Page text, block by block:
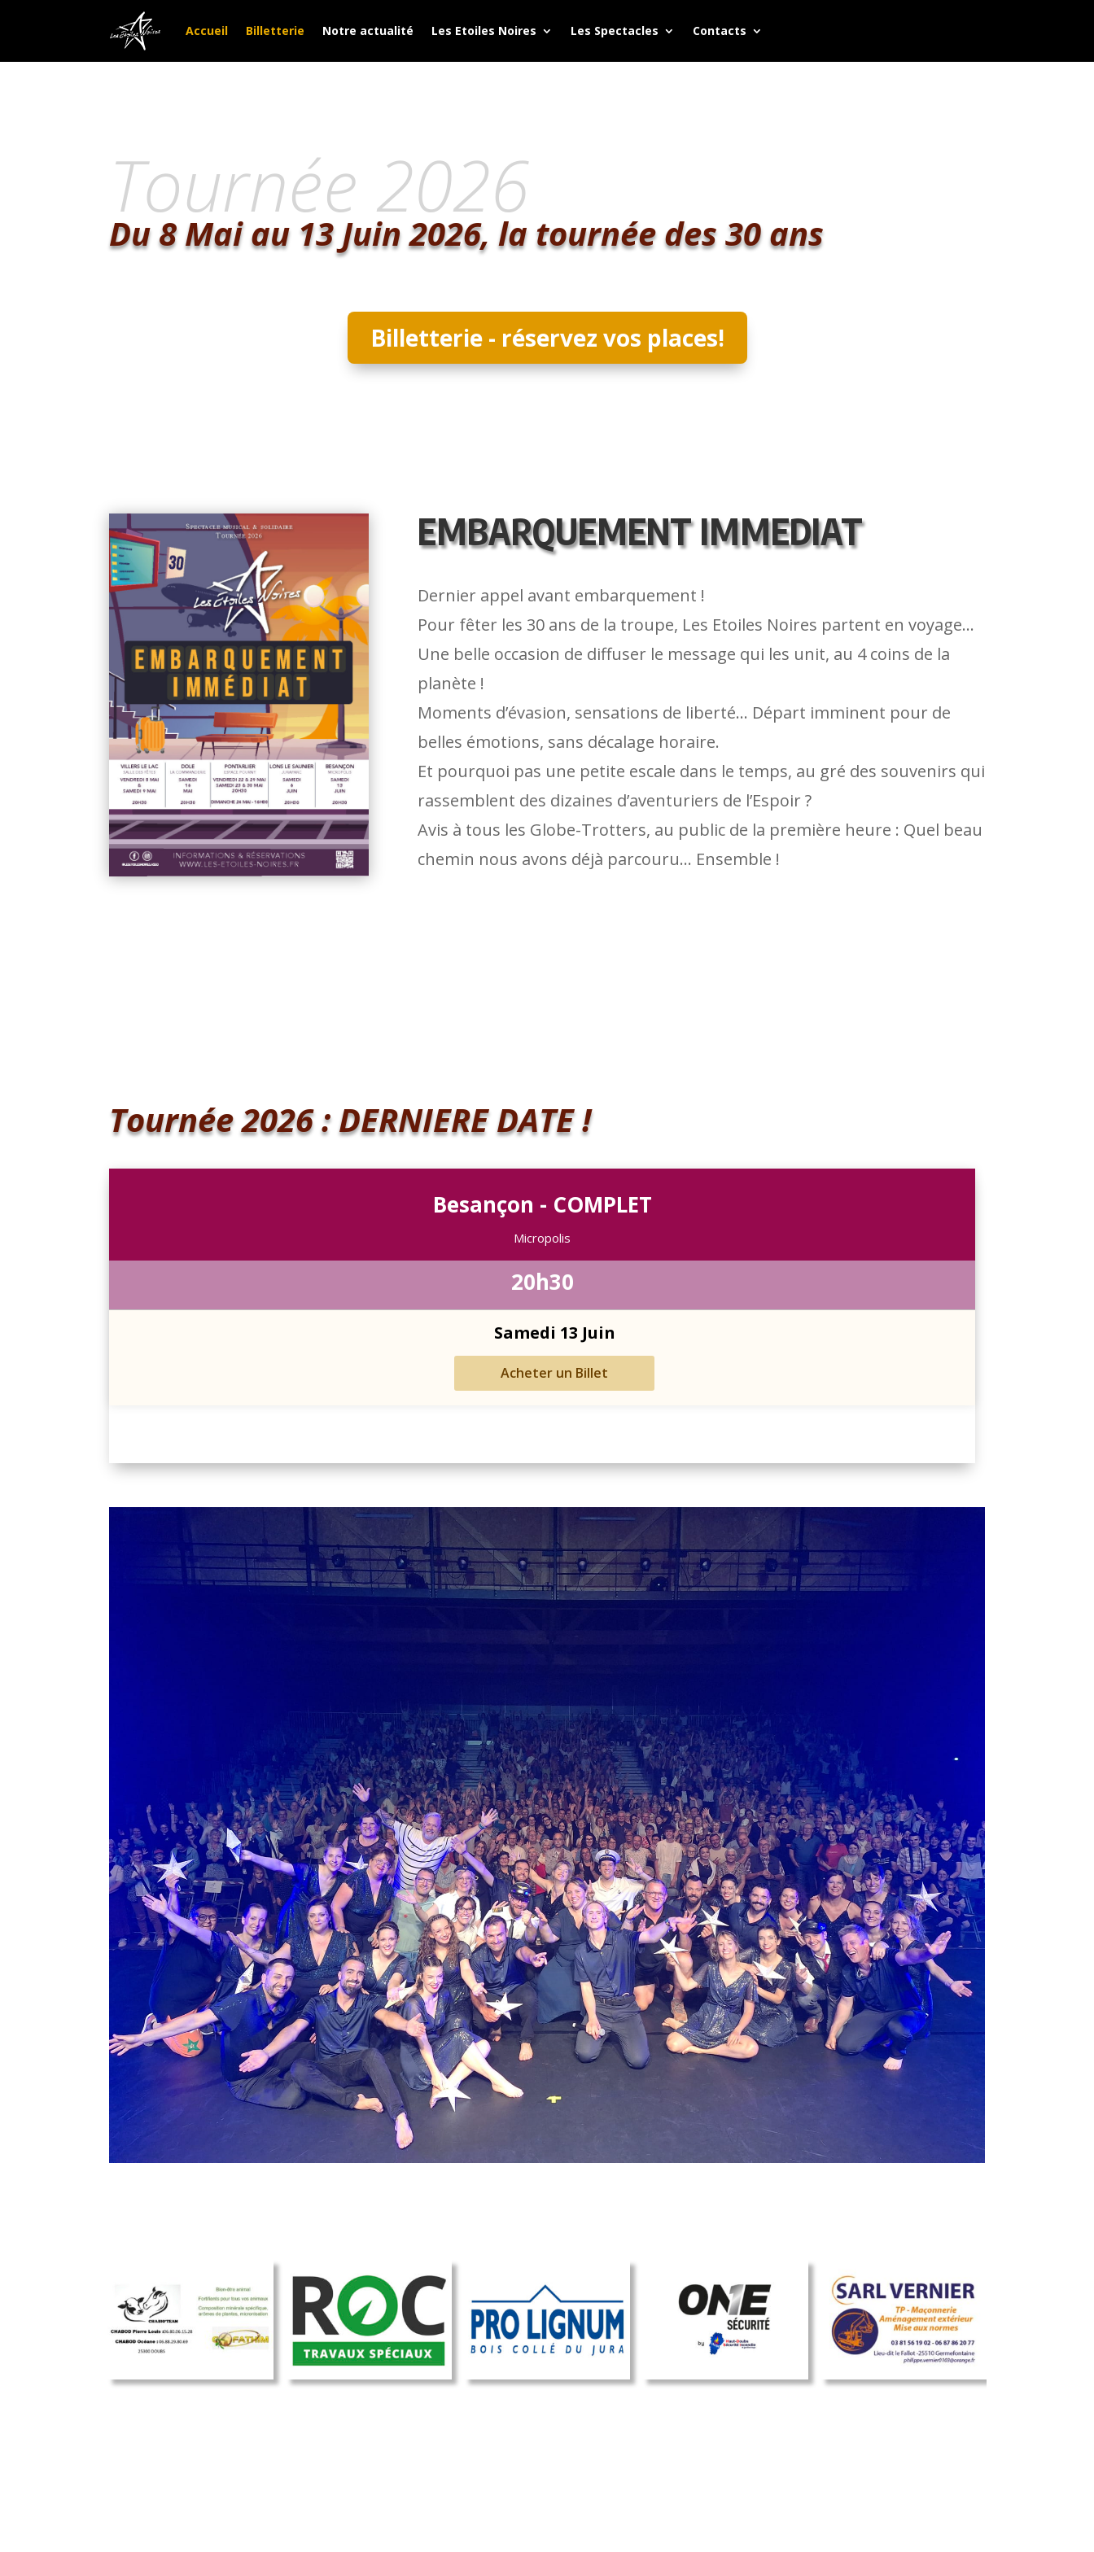
Accueil Billetterie Notre actualité Les Etoiles Noires Les Spectacles Contacts
Tournée 2026
Du 8 Mai au 13 Juin 2026,la tournée des 30 ans
Billetterie - réservez vos places!
EMBARQUEMENT IMMEDIAT
Dernier appel avant embarquement !
Pour fêter les 30 ans de la troupe, Les Etoiles Noires partent en voyage…
Une belle occasion de diffuser le message qui les unit, au 4 coins de la
planète !
Moments d’évasion, sensations de liberté… Départ imminent pour de
belles émotions, sans décalage horaire.
Et pourquoi pas une petite escale dans le temps, au gré des souvenirs qui
rassemblent des dizaines d’aventuriers de l’Espoir ?
Avis à tous les Globe-Trotters, au public de la première heure : Quel beau
chemin nous avons déjà parcouru… Ensemble !
Tournée 2026 : DERNIERE DATE !
Besançon - COMPLET
Micropolis
20h30
Samedi 13 Juin
Acheter un Billet